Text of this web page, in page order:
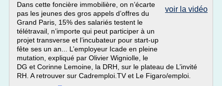
voir la vidéo
Dans cette foncière immobilière, on n’écarte
pas les jeunes des gros appels d’offres du
Grand Paris, 15% des salariés testent le
télétravail, n’importe qui peut participer à un
projet transverse et l’incubateur pour start-up
fête ses un an... L’employeur Icade en pleine
mutation, expliqué par Olivier Wigniolle, le
DG et Corinne Lemoine, la DRH, sur le plateau de L’invité
RH. A retrouver sur Cadremploi.TV et Le Figaro/emploi.